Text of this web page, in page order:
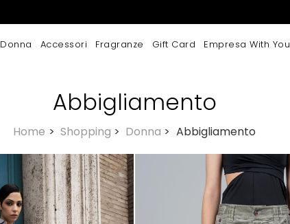
Donna Accessori Fragranze Gift Card Empresa With You
Abbigliamento
Home > Shopping > Donna > Abbigliamento